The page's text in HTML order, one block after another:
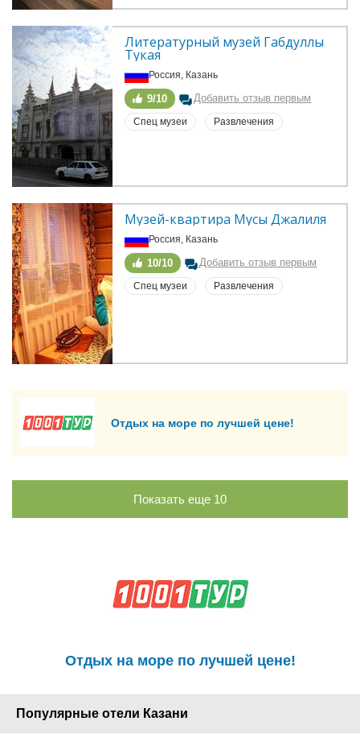
Литературный музей Габдуллы
Тукая
Россия, Казань
9/10 Добавить отзыв первым
Спец музеи Развлечения
Музей-квартира Мусы Джалиля
Россия, Казань
10/10 Добавить отзыв первым
Спец музеи Развлечения
Отдых на море по лучшей цене!
Показать еще 10
Отдых на море по лучшей цене!
Популярные отели Казани